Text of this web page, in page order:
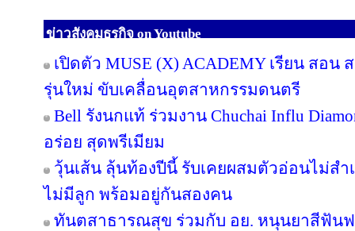
ข่าวสังคมธุรกิจ on Youtube
เปิดตัว MUSE (X) ACADEMY เรียน สอ
รุ่นใหม่ ขับเคลื่อนอุตสาหกรรมดนตรี
Bell รังนกแท้ ร่วมงาน Chuchai Influ
อร่อย สุดพรีเมียม
วุ้นเส้น ลุ้นท้องปีนี้ รับเคยผสมตัวอ่อนไม่สำ
ไม่มีลูก พร้อมอยู่กันสองคน
ทันตสาธารณสุข ร่วมกับ อย. หนุนยาสีฟันฟ